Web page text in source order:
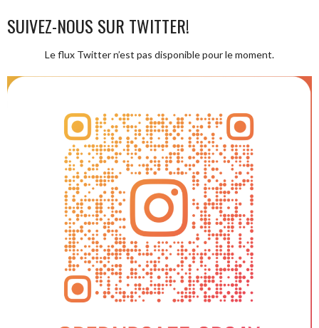
SUIVEZ-NOUS SUR TWITTER!
Le flux Twitter n’est pas disponible pour le moment.